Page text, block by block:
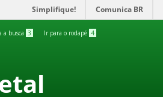
Simplifique! Comunica BR
a busca 3 Ir para o rodapé 4